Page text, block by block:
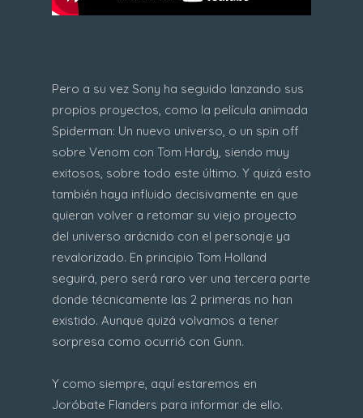
Pero a su vez Sony ha seguido lanzando sus
propios proyectos, como la película animada
Spiderman: Un nuevo universo, o un spin off
sobre Venom con Tom Hardy, siendo muy
exitosos, sobre todo este último. Y quizá esto
también haya influido decisivamente en que
quieran volver a retomar su viejo proyecto
del universo arácnido con el personaje ya
revalorizado. En principio Tom Holland
seguirá, pero será raro ver una tercera parte
donde técnicamente las 2 primeras no han
existido. Aunque quizá volvamos a tener
sorpresa como ocurrió con Gunn.
Y como siempre, aquí estaremos en
Joróbate Flanders para informar de ello.